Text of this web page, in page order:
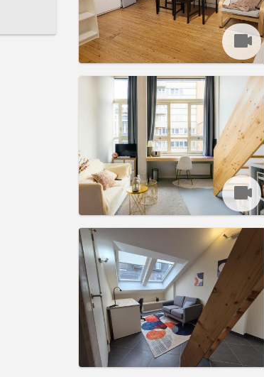
实用信息
实用信息
590 €
水电费: 250 €
12个月, 5-6个月
住房登记:否
实用信息
租金:590 €
水电费:205 €
租期:12个月, 11个月, 10个月, 5-6个月,
3-4个月
住房登记: